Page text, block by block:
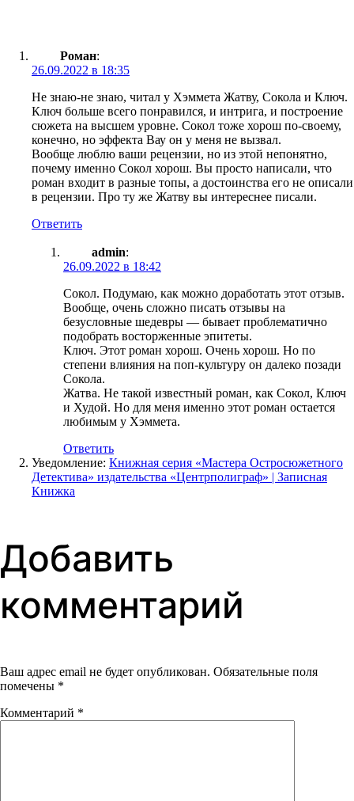
Роман:
26.09.2022 в 18:35
Не знаю-не знаю, читал у Хэммета Жатву, Сокола и Ключ.
Ключ больше всего понравился, и интрига, и построение
сюжета на высшем уровне. Сокол тоже хорош по-своему,
конечно, но эффекта Вау он у меня не вызвал.
Вообще люблю ваши рецензии, но из этой непонятно,
почему именно Сокол хорош. Вы просто написали, что
роман входит в разные топы, а достоинства его не описали
в рецензии. Про ту же Жатву вы интереснее писали.
Ответить
admin:
26.09.2022 в 18:42
Сокол. Подумаю, как можно доработать этот отзыв.
Вообще, очень сложно писать отзывы на
безусловные шедевры — бывает проблематично
подобрать восторженные эпитеты.
Ключ. Этот роман хорош. Очень хорош. Но по
степени влияния на поп-культуру он далеко позади
Сокола.
Жатва. Не такой известный роман, как Сокол, Ключ
и Худой. Но для меня именно этот роман остается
любимым у Хэммета.
Ответить
Уведомление: Книжная серия «Мастера Остросюжетного
Детектива» издательства «Центрполиграф» | Записная
Книжка
Добавить
комментарий
Ваш адрес email не будет опубликован. Обязательные поля
помечены *
Комментарий *